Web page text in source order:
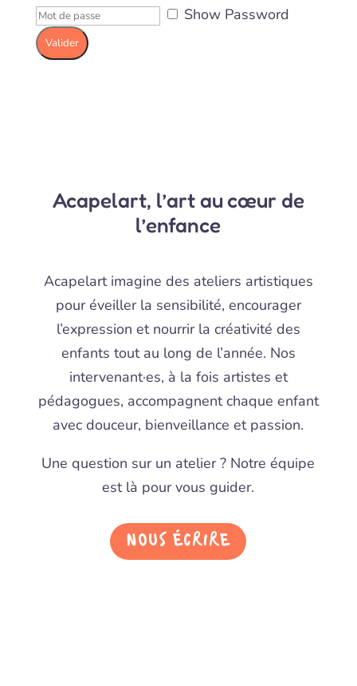
Show Password
Valider
Acapelart, l’art au cœur de
l’enfance
Acapelart imagine des ateliers artistiques
pour éveiller la sensibilité, encourager
l’expression et nourrir la créativité des
enfants tout au long de l’année. Nos
intervenant·es, à la fois artistes et
pédagogues, accompagnent chaque enfant
avec douceur, bienveillance et passion.
Une question sur un atelier ? Notre équipe
est là pour vous guider.
NOUS ÉCRIRE